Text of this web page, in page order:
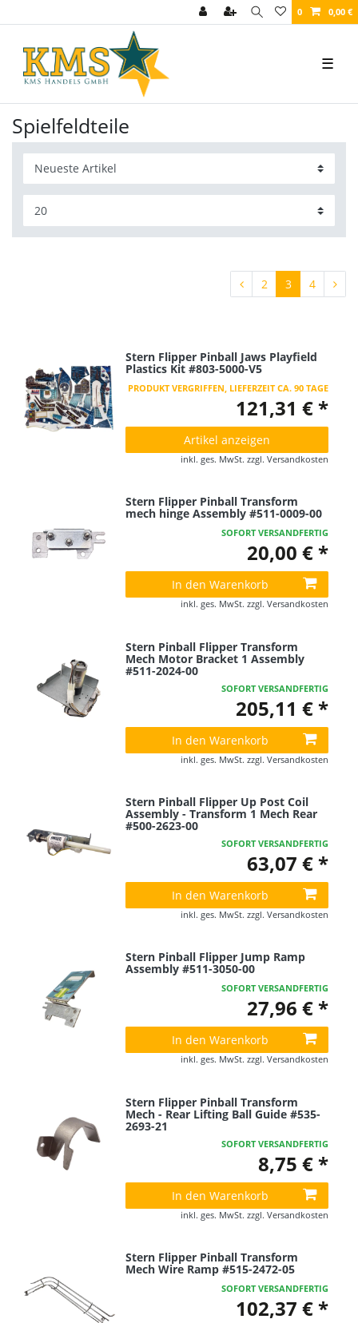
0 0,00 €
☰
Spielfeldteile
2 3 4
Stern Flipper Pinball Jaws Playfield
Plastics Kit #803-5000-V5
PRODUKT VERGRIFFEN, LIEFERZEIT CA. 90 TAGE
121,31 € *
Artikel anzeigen
inkl. ges. MwSt. zzgl. Versandkosten
Stern Flipper Pinball Transform
mech hinge Assembly #511-0009-00
SOFORT VERSANDFERTIG
20,00 € *
In den Warenkorb
inkl. ges. MwSt. zzgl. Versandkosten
Stern Pinball Flipper Transform
Mech Motor Bracket 1 Assembly
#511-2024-00
SOFORT VERSANDFERTIG
205,11 € *
In den Warenkorb
inkl. ges. MwSt. zzgl. Versandkosten
Stern Pinball Flipper Up Post Coil
Assembly - Transform 1 Mech Rear
#500-2623-00
SOFORT VERSANDFERTIG
63,07 € *
In den Warenkorb
inkl. ges. MwSt. zzgl. Versandkosten
Stern Pinball Flipper Jump Ramp
Assembly #511-3050-00
SOFORT VERSANDFERTIG
27,96 € *
In den Warenkorb
inkl. ges. MwSt. zzgl. Versandkosten
Stern Flipper Pinball Transform
Mech - Rear Lifting Ball Guide #535-
2693-21
SOFORT VERSANDFERTIG
8,75 € *
In den Warenkorb
inkl. ges. MwSt. zzgl. Versandkosten
Stern Flipper Pinball Transform
Mech Wire Ramp #515-2472-05
SOFORT VERSANDFERTIG
102,37 € *